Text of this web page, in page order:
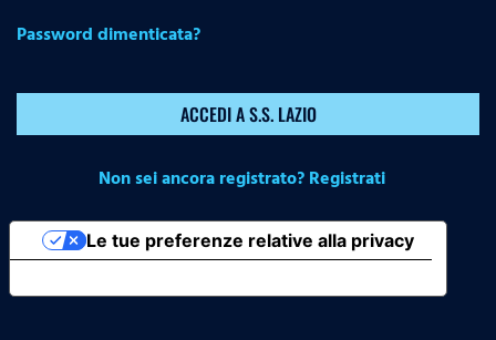
Password dimenticata?
ACCEDI A S.S. LAZIO
Non sei ancora registrato? Registrati
Le tue preferenze relative alla privacy